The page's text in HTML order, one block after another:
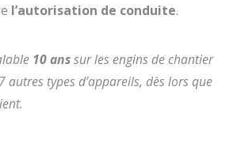
l’autorisation de conduite.
10 anssur les engins de chantier
autres types d’appareils, dès lors que